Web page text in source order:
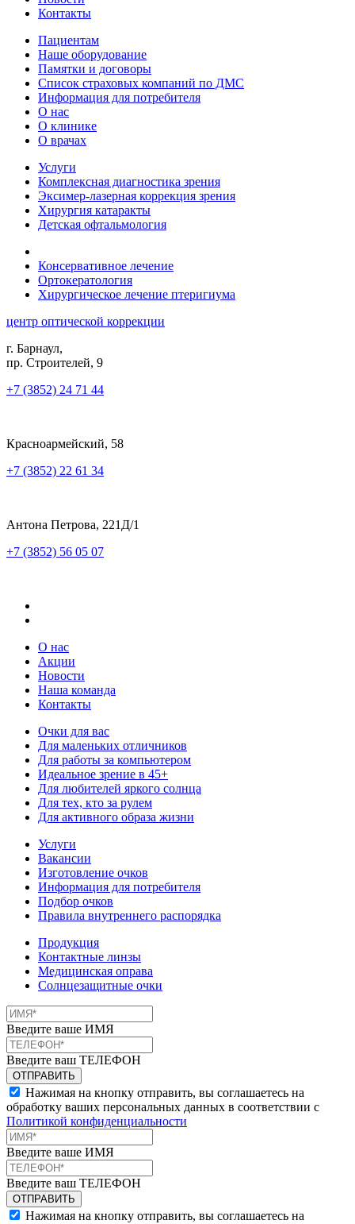
Контакты
Пациентам
Наше оборудование
Памятки и договоры
Список страховых компаний по ДМС
Информация для потребителя
О нас
О клинике
О врачах
Услуги
Комплексная диагностика зрения
Эксимер-лазерная коррекция зрения
Хирургия катаракты
Детская офтальмология
Консервативное лечение
Ортокератология
Хирургическое лечение птеригиума
центр оптической коррекции
г. Барнаул,
пр. Строителей, 9
+7 (3852) 24 71 44
Красноармейский, 58
+7 (3852) 22 61 34
Антона Петрова, 221Д/1
+7 (3852) 56 05 07
О нас
Акции
Новости
Наша команда
Контакты
Очки для вас
Для маленьких отличников
Для работы за компьютером
Идеальное зрение в 45+
Для любителей яркого солнца
Для тех, кто за рулем
Для активного образа жизни
Услуги
Вакансии
Изготовление очков
Информация для потребителя
Подбор очков
Правила внутреннего распорядка
Продукция
Контактные линзы
Медицинская оправа
Солнцезащитные очки
Введите ваше ИМЯ
Введите ваш ТЕЛЕФОН
Нажимая на кнопку отправить, вы соглашаетесь на
обработку ваших персональных данных в соответствии с
Политикой конфиденциальности
Введите ваше ИМЯ
Введите ваш ТЕЛЕФОН
Нажимая на кнопку отправить, вы соглашаетесь на